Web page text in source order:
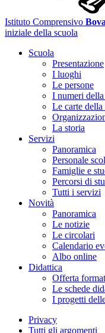
Istituto Comprensivo
iniziale della scuola
Scuola
Presentazione
I luoghi
Le persone
I numeri della
Le carte della
La storia
Servizi
Panoramica
Personale
Famiglie e
Percorsi di
Tutti i servizi
Novità
Panoramica
Le notizie
Le circolari
Calendario
Albo online
Didattica
Offerta
Le schede
I progetti
Privacy
Tutti gli argomenti